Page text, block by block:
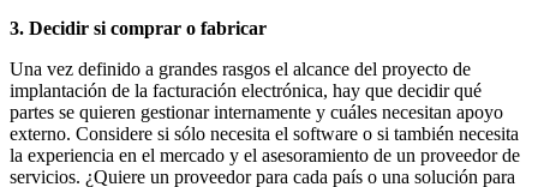
3. Decidir si comprar o fabricar
Una vez definido a grandes rasgos el alcance del proyecto de
implantación de la facturación electrónica, hay que decidir qué
partes se quieren gestionar internamente y cuáles necesitan apoyo
externo. Considere si sólo necesita el software o si también necesita
la experiencia en el mercado y el asesoramiento de un proveedor de
servicios. ¿Quiere un proveedor para cada país o una solución para